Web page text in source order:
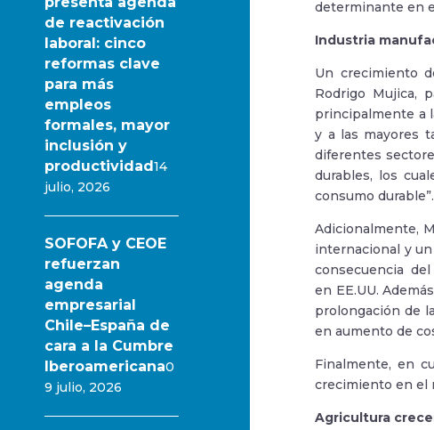
de reactivación
laboral: cinco
reformas clave
para más
empleos
formales, mayor
inclusión y
productividad14
julio, 2026
SOFOFA y CEOE
refuerzan
agenda
empresarial
Chile–España de
cara a la Cumbre
Iberoamericana0
9 julio, 2026
determinante en
Industria
Un crecimiento
Rodrigo Mujica,
principalmente a
y a las mayores
diferentes
durables, los
consumo durable”.
Adicionalmente,
internacional y
consecuencia
en EE.UU.
prolongación de
en aumento de
Finalmente, en
crecimiento en el
Agricultura